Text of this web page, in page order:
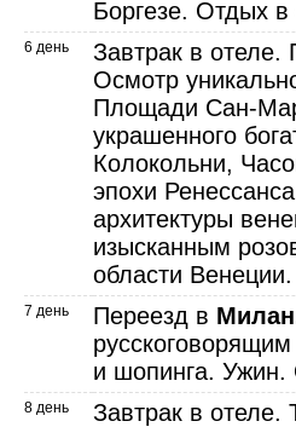
Боргезе. Отдых в
6 день Завтрак в отеле.
Осмотр
Площади Сан-
украшенного
Колокольни,
эпохи
архитектуры
изысканным
области
7 день Переезд в
и шопинга. Ужин.
8 день Завтрак в